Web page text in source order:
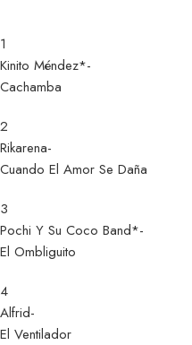
1
Kinito Méndez*-
Cachamba
2
Rikarena-
Cuando El Amor Se Daña
3
Pochi Y Su Coco Band*-
El Ombliguito
4
Alfrid-
El Ventilador